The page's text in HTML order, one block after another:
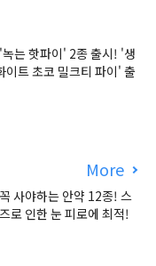
는 핫파이' 2종 출시! '생
트 초코 밀크티 파이' 출
More
사야하는 안약 12종! 스
로 인한 눈 피로에 최적!